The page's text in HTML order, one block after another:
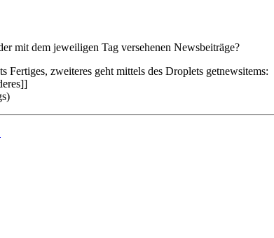
mit dem jeweiligen Tag versehenen Newsbeiträge?
Fertiges, zweiteres geht mittels des Droplets getnewsitems: